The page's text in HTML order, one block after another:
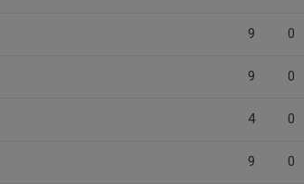
9 0
9 0
4 0
9 0